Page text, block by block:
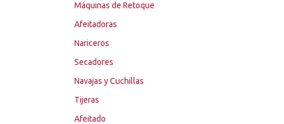
Máquinas de Retoque
Afeitadoras
Nariceros
Secadores
Navajas y Cuchillas
Tijeras
Afeitado